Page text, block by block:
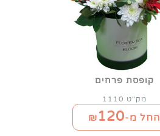
קופסת פרחים
מק"ט 1110
החל מ-₪120